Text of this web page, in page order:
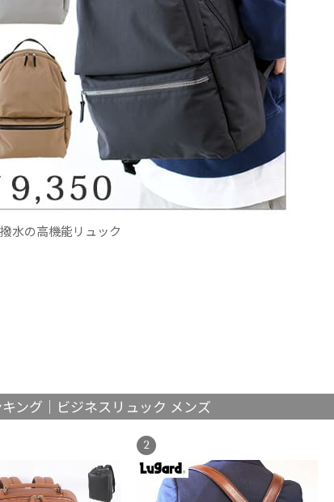
水の高機能リュック
ング｜ビジネスリュック メンズ